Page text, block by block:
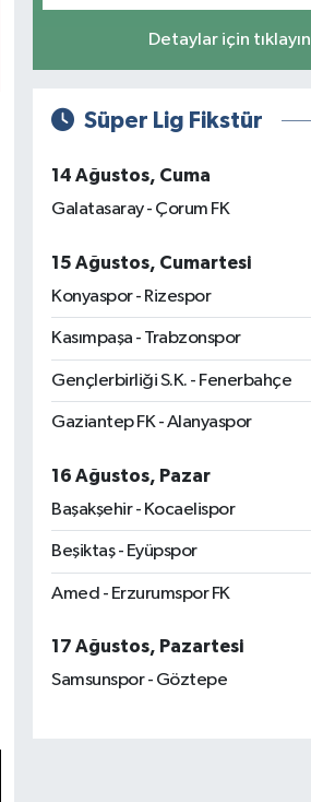
Detaylar için tıklayın
Süper Lig Fikstür
14 Ağustos, Cuma
Galatasaray - Çorum FK
15 Ağustos, Cumartesi
Konyaspor - Rizespor
Kasımpaşa - Trabzonspor
Gençlerbirliği S.K. - Fenerbahçe
Gaziantep FK - Alanyaspor
16 Ağustos, Pazar
Başakşehir - Kocaelispor
Beşiktaş - Eyüpspor
Amed - Erzurumspor FK
17 Ağustos, Pazartesi
Samsunspor - Göztepe